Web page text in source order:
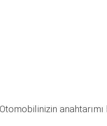
Otomobilinizin